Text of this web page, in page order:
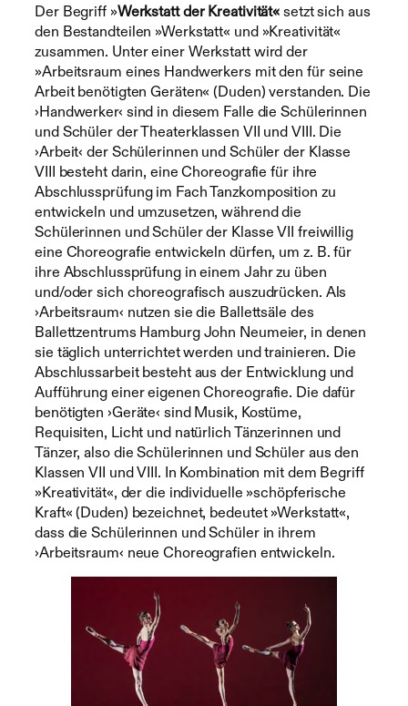
Der Begriff »Werkstatt der Kreativität« setzt sich aus
den Bestandteilen »Werkstatt« und »Kreativität«
zusammen. Unter einer Werkstatt wird der
»Arbeitsraum eines Handwerkers mit den für seine
Arbeit benötigten Geräten« (Duden) verstanden. Die
›Handwerker‹ sind in diesem Falle die Schülerinnen
und Schüler der Theaterklassen VII und VIII. Die
›Arbeit‹ der Schülerinnen und Schüler der Klasse
VIII besteht darin, eine Choreografie für ihre
Abschlussprüfung im Fach Tanzkomposition zu
entwickeln und umzusetzen, während die
Schülerinnen und Schüler der Klasse VII freiwillig
eine Choreografie entwickeln dürfen, um z. B. für
ihre Abschlussprüfung in einem Jahr zu üben
und/oder sich choreografisch auszudrücken. Als
›Arbeitsraum‹ nutzen sie die Ballettsäle des
Ballettzentrums Hamburg John Neumeier, in denen
sie täglich unterrichtet werden und trainieren. Die
Abschlussarbeit besteht aus der Entwicklung und
Aufführung einer eigenen Choreografie. Die dafür
benötigten ›Geräte‹ sind Musik, Kostüme,
Requisiten, Licht und natürlich Tänzerinnen und
Tänzer, also die Schülerinnen und Schüler aus den
Klassen VII und VIII. In Kombination mit dem Begriff
»Kreativität«, der die individuelle »schöpferische
Kraft« (Duden) bezeichnet, bedeutet »Werkstatt«,
dass die Schülerinnen und Schüler in ihrem
›Arbeitsraum‹ neue Choreografien entwickeln.